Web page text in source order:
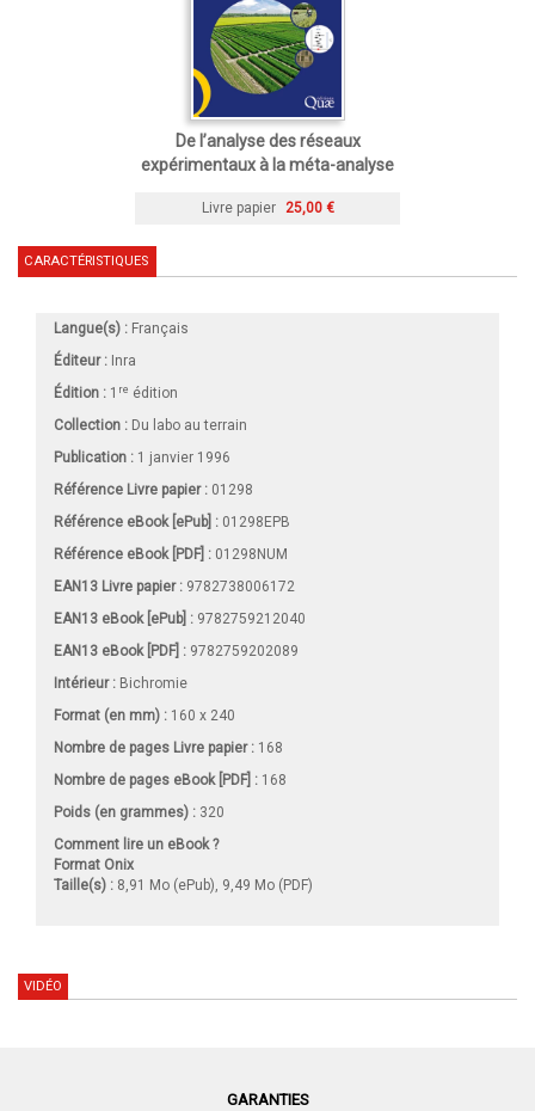
De l’analyse des réseaux
expérimentaux à la méta-analyse
Livre papier 25,00 €
CARACTÉRISTIQUES
Langue(s) : Français
Éditeur : Inra
Édition : 1 re édition
Collection : Du labo au terrain
Publication : 1 janvier 1996
Référence Livre papier : 01298
Référence eBook [ePub] : 01298EPB
Référence eBook [PDF] : 01298NUM
EAN13 Livre papier : 9782738006172
EAN13 eBook [ePub] : 9782759212040
EAN13 eBook [PDF] : 9782759202089
Intérieur : Bichromie
Format (en mm) : 160 x 240
Nombre de pages Livre papier: 168
Nombre de pages eBook [PDF] : 168
Poids (en grammes) : 320
Comment lire un eBook ?
Format Onix
Taille(s) : 8,91 Mo (ePub), 9,49 Mo (PDF)
VIDÉO
GARANTIES